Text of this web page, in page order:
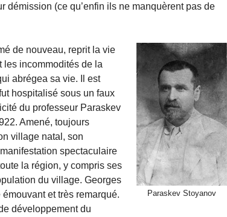
démission (ce qu’enfin ils ne manquèrent pas de
Paraskev Stoyanov
de nouveau, reprit la vie
les incommodités de la
abrégea sa vie. Il est
hospitalisé sous un faux
du professeur Paraskev
Amené, toujours
village natal, son
spectaculaire
la région, y compris ses
du village. Georges
et très remarqué.
développement du